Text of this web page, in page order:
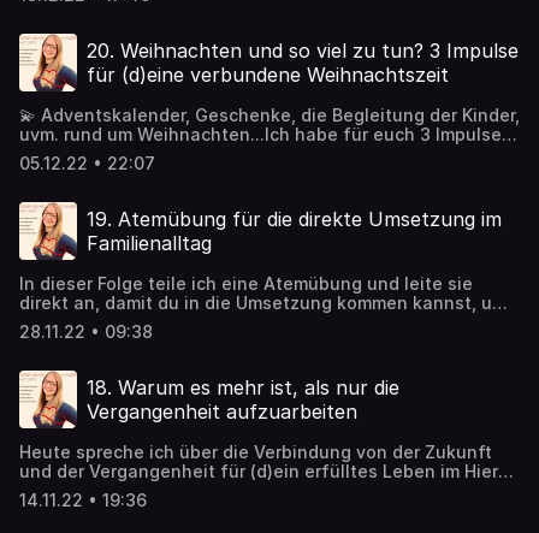
20. Weihnachten und so viel zu tun? 3 Impulse
für (d)eine verbundene Weihnachtszeit
💫 Adventskalender, Geschenke, die Begleitung der Kinder,
uvm. rund um Weihnachten...Ich habe für euch 3 Impulse,
wie ihr die Weihnachtszeit in Verbindung kommen und
bleiben könnt. 💫
05.12.22 • 22:07
19. Atemübung für die direkte Umsetzung im
Familienalltag
In dieser Folge teile ich eine Atemübung und leite sie
direkt an, damit du in die Umsetzung kommen kannst, um
deine Verbindung zu dir und dadurch zu deinem*n
Kind*ern zu stärken.
28.11.22 • 09:38
18. Warum es mehr ist, als nur die
Vergangenheit aufzuarbeiten
Heute spreche ich über die Verbindung von der Zukunft
und der Vergangenheit für (d)ein erfülltes Leben im Hier
und Jetzt, sowie über den neuen Namen & das neue Logo.
14.11.22 • 19:36